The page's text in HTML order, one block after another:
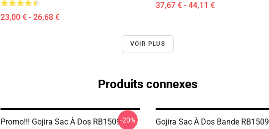
23,00 € - 26,68 €
37,67 € - 44,11 €
VOIR PLUS
Produits connexes
Promo!!! Gojira Sac À Dos RB1509-20% Gojira Sac À Dos Bande RB1509